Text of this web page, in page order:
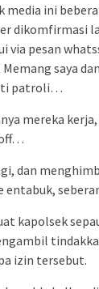
media ini
dikomfirmasi
via pesan
saya
patroli…
mereka
dan
entabuk,
kapolsek
izin tersebut.